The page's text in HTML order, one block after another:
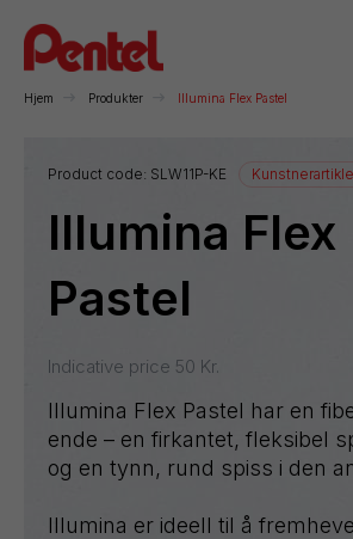
Danmark
Sverige
Hjem Produkter Illumina Flex Pastel
Product code: SLW11P-KE
Illumina Flex
Pastel
Indicative price 50 Kr.
Illumina Flex Pastel har en
ende – en firkantet, fleksibel
og en tynn, rund spiss i den
Illumina er ideell til å